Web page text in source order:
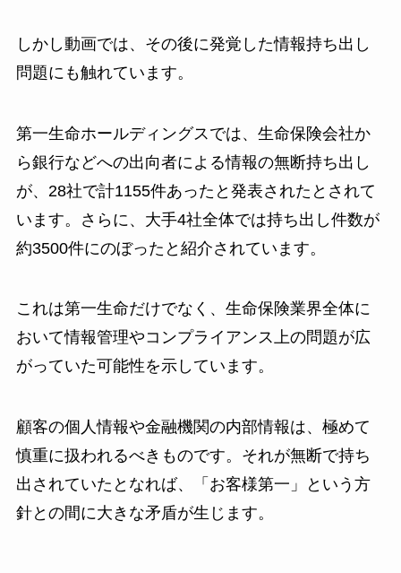
しかし動画では、その後に発覚した情報持ち出し
問題にも触れています。
第一生命ホールディングスでは、生命保険会社か
ら銀行などへの出向者による情報の無断持ち出し
が、28社で計1155件あったと発表されたとされて
います。さらに、大手4社全体では持ち出し件数が
約3500件にのぼったと紹介されています。
これは第一生命だけでなく、生命保険業界全体に
おいて情報管理やコンプライアンス上の問題が広
がっていた可能性を示しています。
顧客の個人情報や金融機関の内部情報は、極めて
慎重に扱われるべきものです。それが無断で持ち
出されていたとなれば、「お客様第一」という方
針との間に大きな矛盾が生じます。